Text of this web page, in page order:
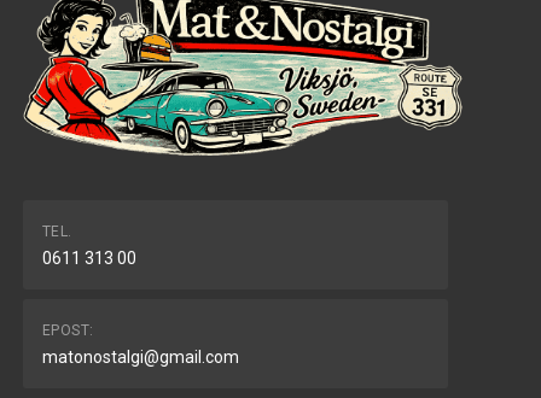
TEL.
0611 313 00
EPOST:
matonostalgi@gmail.com